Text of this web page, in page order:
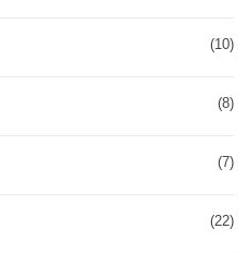
(10)
(8)
(7)
(22)